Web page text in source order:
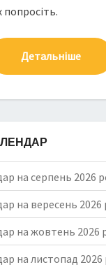
попросіть.
Детальніше
на серпень 2026
на вересень 2026
на жовтень 2026
на листопад 2026